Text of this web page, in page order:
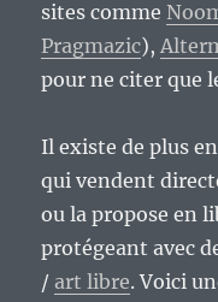
sites comme
Pragmazic),
pour ne citer que
Il existe de plus
qui vendent
ou la propose en
protégeant avec
/art libre. Voici